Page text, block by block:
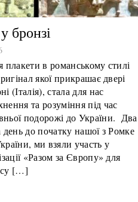
бронзі
плакети в романському стилі
якої прикрашає двері
(Італія), стала для нас
та розуміння під час
подорожі до України. Два
день до початку нашої з Ромке
ми взяли участь у
«Разом за Європу» для
[…]